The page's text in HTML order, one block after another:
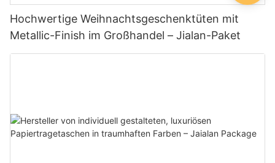
Hochwertige Weihnachtsgeschenktüten mit
Metallic-Finish im Großhandel – Jialan-Paket